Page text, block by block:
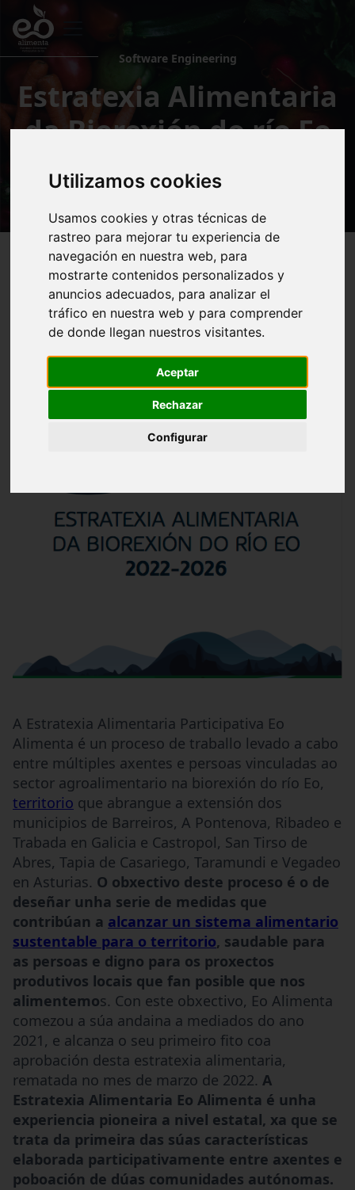
Utilizamos cookies
Usamos cookies y otras técnicas de
rastreo para mejorar tu experiencia de
navegación en nuestra web, para
mostrarte contenidos personalizados y
anuncios adecuados, para analizar el
tráfico en nuestra web y para comprender
de donde llegan nuestros visitantes.
Aceptar
Rechazar
Configurar
Software Engineering
Estratexia Alimentaria
da Biorexión do río Eo
2022-2026
A Estratexia Alimentaria Participativa Eo
Alimenta é un proceso de traballo levado a cabo
entre múltiples axentes e persoas vinculadas ao
sector agroalimentario na biorexión do río Eo,
territorio que abrangue a extensión dos
municipios de Barreiros, A Pontenova, Ribadeo e
Trabada en Galicia e Castropol, San Tirso de
Abres, Tapia de Casariego, Taramundi e Vegadeo
en Asturias. O obxectivo deste proceso é o de
deseñar unha serie de medidas que
contribúan a alcanzar un sistema alimentario
sustentable para o territorio, saudable para
as persoas e digno para os proxectos
produtivos locais que fan posible que nos
alimentemos. Con este obxectivo, Eo Alimenta
comezou a súa andaina a mediados do ano
2021, e alcanza o seu primeiro fito coa
aprobación desta estratexia alimentaria,
rematada no mes de marzo de 2022. A
Estratexia Alimentaria Eo Alimenta é unha
experiencia pioneira a nivel estatal, xa que se
trata da primeira das súas características
elaborada participativamente entre axentes e
poboación de dúas comunidades autónomas.